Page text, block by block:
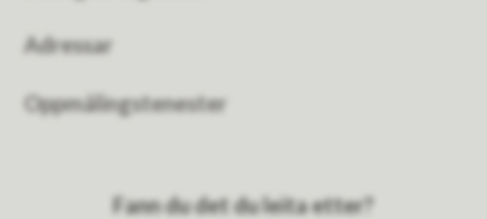
Adressar
Oppmålingstenester
Fann du det du leita etter?